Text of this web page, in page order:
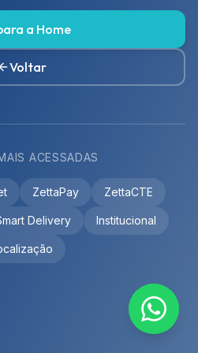
a Home
Voltar
ACESSADAS
ZettaPay ZettaCTE
Delivery Institucional